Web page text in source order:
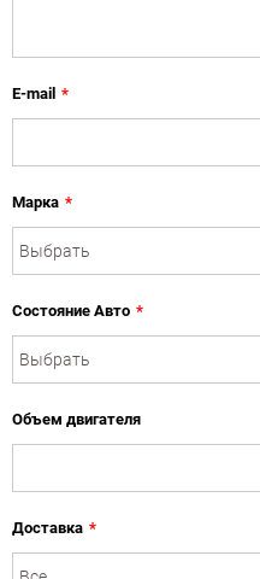
E-mail *
Марка *
Состояние Авто *
Объем двигателя
Доставка *